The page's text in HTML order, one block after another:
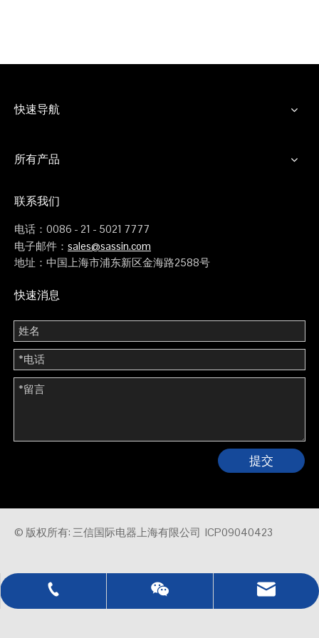
快速导航
0086 - 21 - 5021 7777
sales@sassin.com
所有产品
联系我们
电话：0086 - 21 - 5021 7777
电子邮件： sales@sassin.com
地址：中国上海市浦东新区金海路2588号
快速消息
提交
© 版权所有: 三信国际电器上海有限公司 ICP09040423